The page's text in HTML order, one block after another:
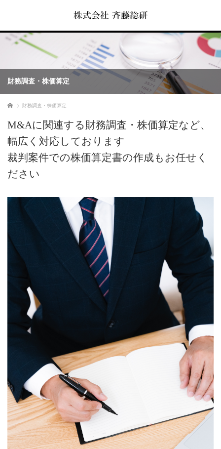
財務調査・株価算定
ホーム 財務調査・株価算定
M&Aに関連する財務調査・株価算定など、
幅広く対応しております
裁判案件での株価算定書の作成もお任せく
ださい